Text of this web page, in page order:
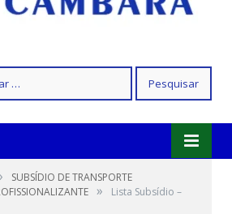
SUBSÍDIO DE TRANSPORTE
»
Lista Subsídio –